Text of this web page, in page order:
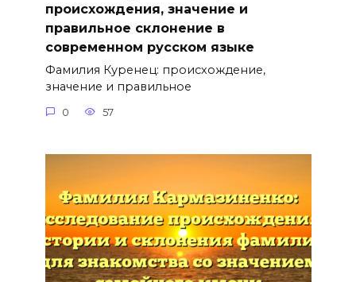
происхождения, значение и
правильное склонение в
современном русском языке
Фамилия Куренец: происхождение,
значение и правильное
0 57